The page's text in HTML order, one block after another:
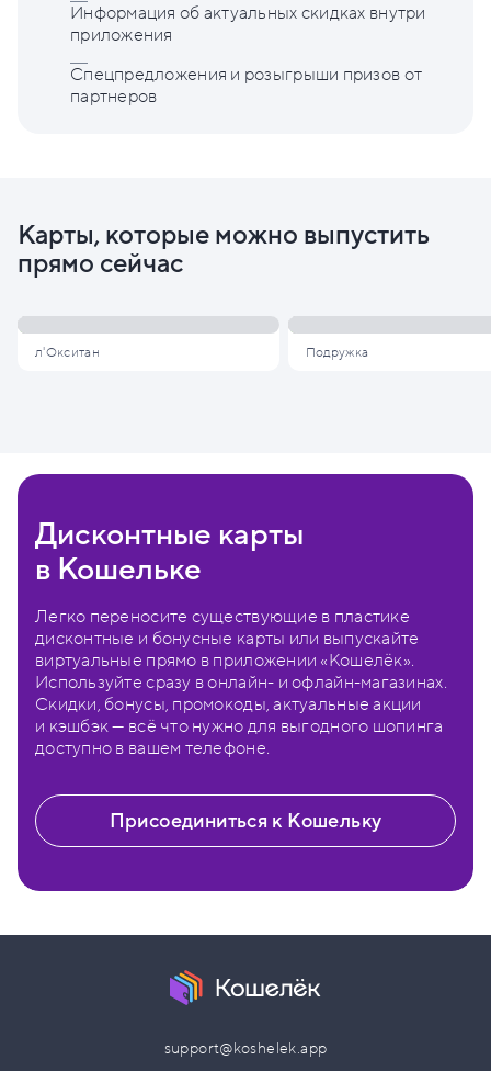
Информация об актуальных скидках внутри
приложения
Спецпредложения и розыгрыши призов от
партнеров
Карты, которые можно выпустить
прямо сейчас
л'Окситан Подружка
Дисконтные карты
в Кошельке
Легко переносите существующие в пластике
дисконтные и бонусные карты или выпускайте
виртуальные прямо в приложении «Кошелёк».
Используйте сразу в онлайн- и офлайн-магазинах.
Скидки, бонусы, промокоды, актуальные акции
и кэшбэк — всё что нужно для выгодного шопинга
доступно в вашем телефоне.
Присоединиться к Кошельку
support@koshelek.app